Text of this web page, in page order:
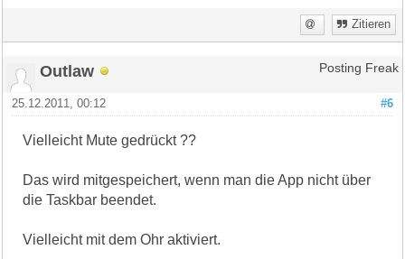
Zitieren
Outlaw Posting Freak
#6
25.12.2011, 00:12
Vielleicht Mute gedrückt ??
Das wird mitgespeichert, wenn man die App nicht über
die Taskbar beendet.
Vielleicht mit dem Ohr aktiviert.